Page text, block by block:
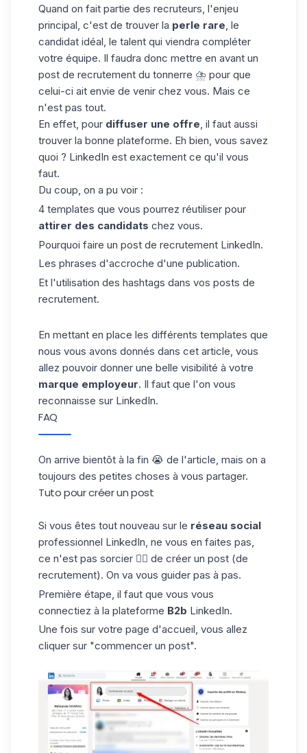
Quand on fait partie des recruteurs, l'enjeu
principal, c'est de trouver la perle rare, le
candidat idéal, le talent qui viendra compléter
votre équipe. Il faudra donc mettre en avant un
post de recrutement du tonnerre ⛈️ pour que
celui-ci ait envie de venir chez vous. Mais ce
n'est pas tout.
En effet, pour diffuser une offre, il faut aussi
trouver la bonne plateforme. Eh bien, vous savez
quoi ? LinkedIn est exactement ce qu'il vous
faut.
Du coup, on a pu voir :
4 templates que vous pourrez réutiliser pour
attirer des candidats chez vous.
Pourquoi faire un post de recrutement LinkedIn.
Les phrases d'accroche d'une publication.
Et l'utilisation des hashtags dans vos posts de
recrutement.
En mettant en place les différents templates que
nous vous avons donnés dans cet article, vous
allez pouvoir donner une belle visibilité à votre
marque employeur. Il faut que l'on vous
reconnaisse sur LinkedIn.
FAQ
On arrive bientôt à la fin 😭 de l'article, mais on a
toujours des petites choses à vous partager.
Tuto pour créer un post
Si vous êtes tout nouveau sur le réseau social
professionnel LinkedIn, ne vous en faites pas,
ce n'est pas sorcier 🧙‍♂️ de créer un post (de
recrutement). On va vous guider pas à pas.
Première étape, il faut que vous vous
connectiez à la plateforme B2b LinkedIn.
Une fois sur votre page d'accueil, vous allez
cliquer sur "commencer un post".